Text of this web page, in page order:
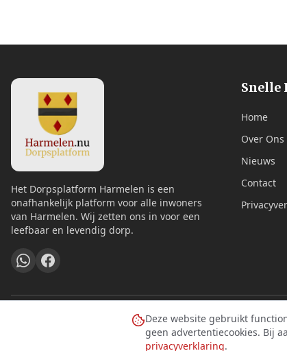
Deze website gebruikt
geen advertentiecookies. Bij
privacyverklaring.
Het Dorpsplatform Harmelen is een
onafhankelijk platform voor alle inwoners
van Harmelen. Wij zetten ons in voor een
leefbaar en levendig dorp.
Snelle
Home
Over Ons
Nieuws
Contact